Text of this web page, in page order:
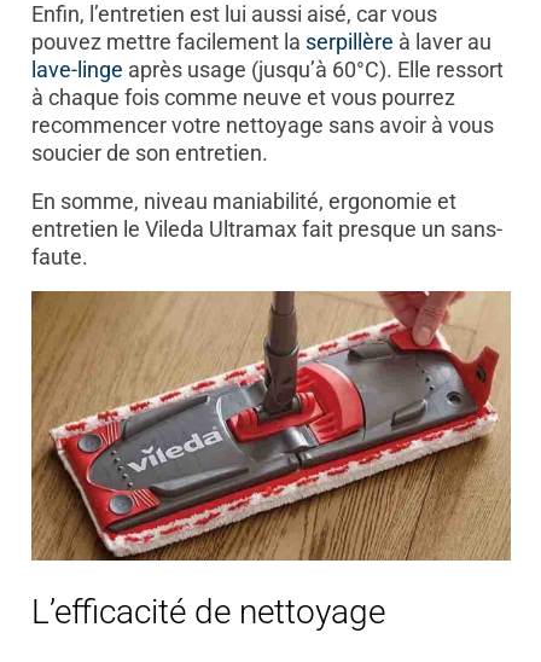
Enfin, l’entretien est lui aussi aisé, car vous
pouvez mettre facilement la serpillère à laver au
lave-linge après usage (jusqu’à 60°C). Elle ressort
à chaque fois comme neuve et vous pourrez
recommencer votre nettoyage sans avoir à vous
soucier de son entretien.
En somme, niveau maniabilité, ergonomie et
entretien le Vileda Ultramax fait presque un sans-
faute.
L’efficacité de nettoyage